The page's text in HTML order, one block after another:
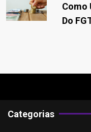
Como
Do
Categorias